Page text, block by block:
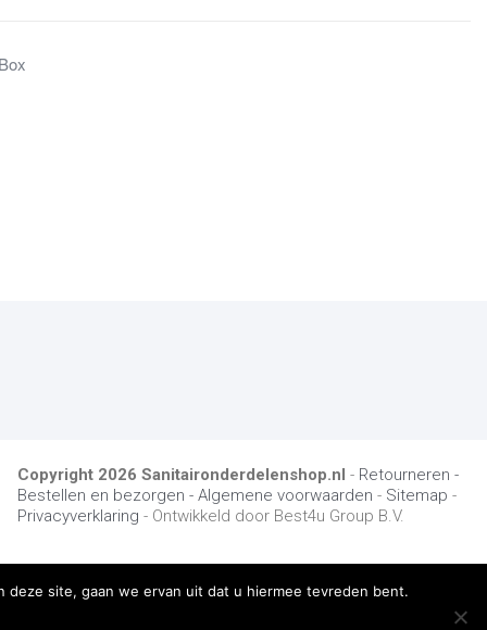
Box
Copyright 2026 Sanitaironderdelenshop.nl - Retourneren -
Bestellen en bezorgen -Algemene voorwaarden - Sitemap -
Privacyverklaring - Ontwikkeld door Best4u Group B.V.
site, gaan we ervan uit dat u hiermee tevreden bent.